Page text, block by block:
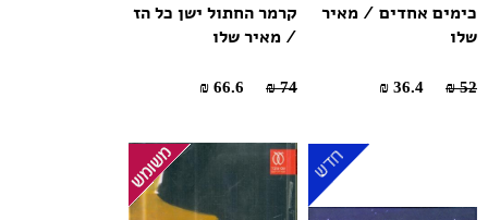
כימים אחדים / מאיר
שלו
52 ₪
קרמר החתול ישן כל הז
/ מאיר שלו
74 ₪